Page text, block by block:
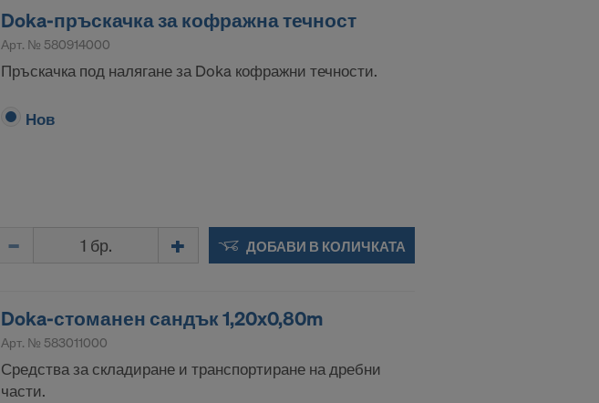
Doka-пръскачка за кофражна течност
Арт. № 580914000
Пръскачка под налягане за Doka кофражни течности.
Нов
ДОБАВИ В КОЛИЧКАТА
Doka-стоманен сандък 1,20x0,80m
Арт. № 583011000
Средства за складиране и транспортиране на дребни
части.